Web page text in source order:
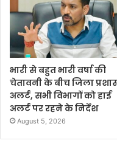
भारी से बहुत भारी वर्षा की
चेतावनी के बीच जिला
अलर्ट, सभी विभागों को हाई
अलर्ट पर रहने के निर्देश
August 5, 2026